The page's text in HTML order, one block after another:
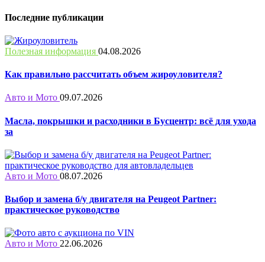
Последние публикации
Полезная информация 04.08.2026
Как правильно рассчитать объем жироуловителя?
Авто и Мото 09.07.2026
Масла, покрышки и расходники в Бусцентр: всё для ухода
за
Авто и Мото 08.07.2026
Выбор и замена б/у двигателя на Peugeot Partner:
практическое руководство
Авто и Мото 22.06.2026